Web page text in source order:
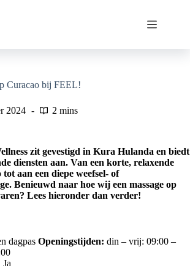
Curacao bij FEEL!
2024 2 mins
zit gevestigd in Kura Hulanda en biedt
diensten aan. Van een korte, relaxende
aan een diepe weefsel- of
Benieuwd naar hoe wij een massage op
Lees hieronder dan verder!
dagpas Openingstijden: din – vrij: 09:00 –
Ja